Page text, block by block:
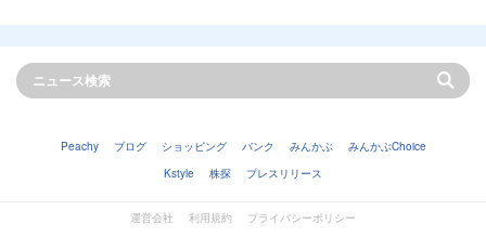
Peachy ブログ ショッピング バンク みんかぶ
みんかぶChoice
Kstyle
株探 プレスリリース
運営会社 利用規約 プライバシーポリシー